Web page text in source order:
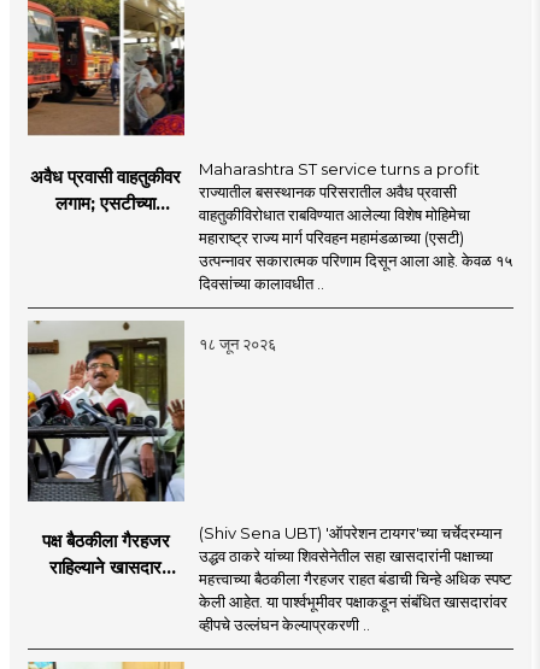
अवैध प्रवासी वाहतुकीवर
लगाम; एसटीच्या
Maharashtra ST service turns a profit
राज्यातील बसस्थानक परिसरातील अवैध प्रवासी
वाहतुकीविरोधात राबविण्यात आलेल्या विशेष मोहिमेचा
महाराष्ट्र राज्य मार्ग परिवहन महामंडळाच्या (एसटी)
उत्पन्नावर सकारात्मक परिणाम दिसून आला आहे. केवळ १५
दिवसांच्या कालावधीत ..
१८ जून २०२६
पक्ष बैठकीला गैरहजर
राहिल्याने खासदार
काय सांगतो?
(Shiv Sena UBT) 'ऑपरेशन टायगर'च्या चर्चेदरम्यान
उद्धव ठाकरे यांच्या शिवसेनेतील सहा खासदारांनी पक्षाच्या
महत्त्वाच्या बैठकीला गैरहजर राहत बंडाची चिन्हे अधिक स्पष्ट
केली आहेत. या पार्श्वभूमीवर पक्षाकडून संबंधित खासदारांवर
व्हीपचे उल्लंघन केल्याप्रकरणी ..